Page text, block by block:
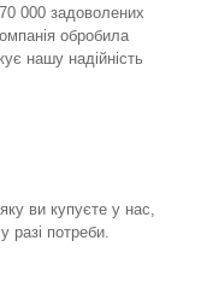
000 задоволених
обробила
нашу надійність
ви купуєте у нас,
разі потреби.